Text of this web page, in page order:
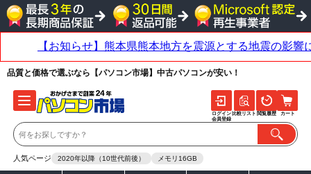
品質と価格で選ぶなら【パソコン市場】中古パソコンが安い！
人気ページ 2020年以降（10世代前後） メモリ16GB
ログイン
会員登録
比較リスト 閲覧履歴 カート